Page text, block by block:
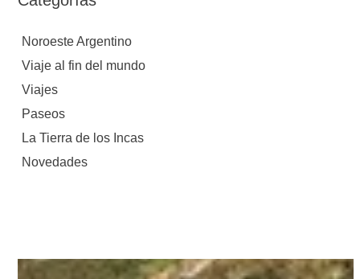
Noroeste Argentino
Viaje al fin del mundo
Viajes
Paseos
La Tierra de los Incas
Novedades